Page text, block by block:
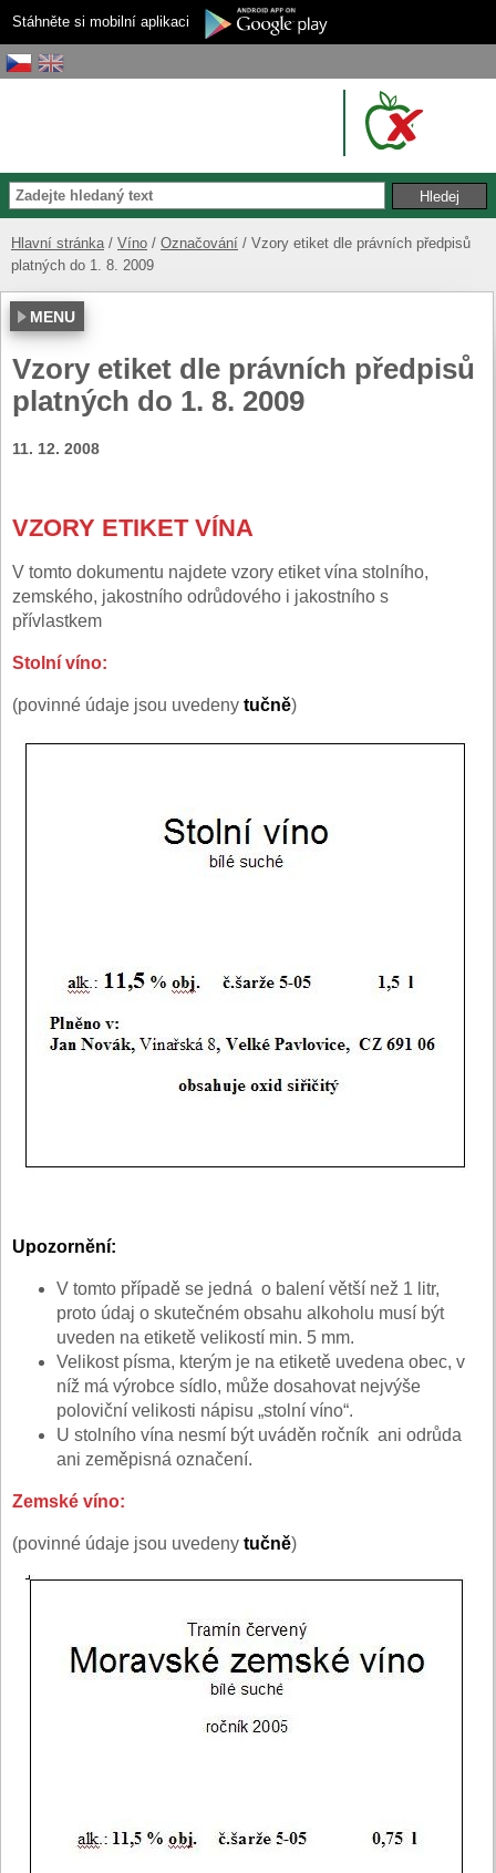
Stáhněte si mobilní aplikaci
Hlavní stránka Víno Označování
Vzory etiket dle právních předpisů
platných do 1. 8. 2009
MENU
Vzory etiket dle právních předpisů
platných do 1. 8. 2009
11. 12. 2008
VZORY ETIKET VÍNA
V tomto dokumentu najdete vzory etiket vína stolního,
zemského, jakostního odrůdového i jakostního s
přívlastkem
Stolní víno:
(povinné údaje jsou uvedeny tučně)
Upozornění:
V tomto případě se jedná o balení větší než 1 litr,
proto údaj o skutečném obsahu alkoholu musí být
uveden na etiketě velikostí min. 5 mm.
Velikost písma, kterým je na etiketě uvedena obec, v
níž má výrobce sídlo, může dosahovat nejvýše
poloviční velikosti nápisu „stolní víno“.
U stolního vína nesmí být uváděn ročník ani odrůda
ani zeměpisná označení.
Zemské víno:
(povinné údaje jsou uvedeny tučně)